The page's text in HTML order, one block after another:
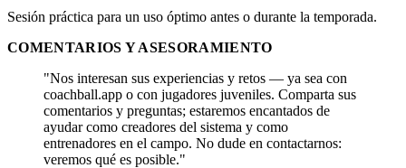
Sesión práctica para un uso óptimo antes o durante la temporada.
COMENTARIOS Y ASESORAMIENTO
"Nos interesan sus experiencias y retos — ya sea con
coachball.app o con jugadores juveniles. Comparta sus
comentarios y preguntas; estaremos encantados de
ayudar como creadores del sistema y como
entrenadores en el campo. No dude en contactarnos:
veremos qué es posible."